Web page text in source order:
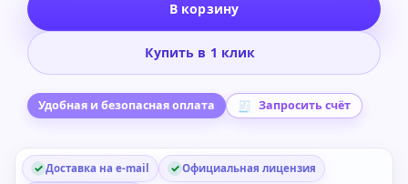
MAGIX
Maker
Premium
for
Windows
В корзину
Купить в 1 клик
Удобная и безопасная оплата Запросить счёт
Доставка на e-mail
Официальная лицензия